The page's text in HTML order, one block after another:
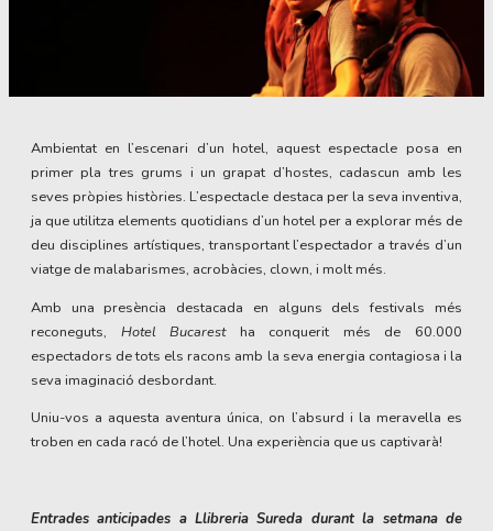
Ambientat en l’escenari d’un hotel, aquest espectacle posa en
primer pla tres grums i un grapat d’hostes, cadascun amb les
seves pròpies històries. L’espectacle destaca per la seva inventiva,
ja que utilitza elements quotidians d’un hotel per a explorar més de
deu disciplines artístiques, transportant l’espectador a través d’un
viatge de malabarismes, acrobàcies, clown, i molt més.
Amb una presència destacada en alguns dels festivals més
reconeguts, Hotel Bucarestha conquerit més de 60.000
espectadors de tots els racons amb la seva energia contagiosa i la
seva imaginació desbordant.
Uniu-vos a aquesta aventura única, on l’absurd i la meravella es
troben en cada racó de l’hotel. Una experiència que us captivarà!
Entrades anticipades a Llibreria Sureda durant la setmana de